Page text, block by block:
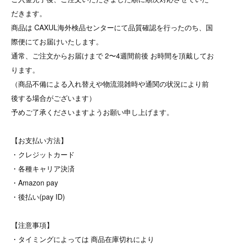
だきます。
商品は CAXUL海外検品センターにて品質確認を行ったのち、国
際便にてお届けいたします。
通常、ご注文からお届けまで 2〜4週間前後 お時間を頂戴してお
ります。
（商品不備による入れ替えや物流混雑時や通関の状況により前
後する場合がございます）
予めご了承くださいますようお願い申し上げます。
【お支払い方法】
・クレジットカード
・各種キャリア決済
・Amazon pay
・後払い(pay ID)
【注意事項】
・タイミングによっては 商品在庫切れにより